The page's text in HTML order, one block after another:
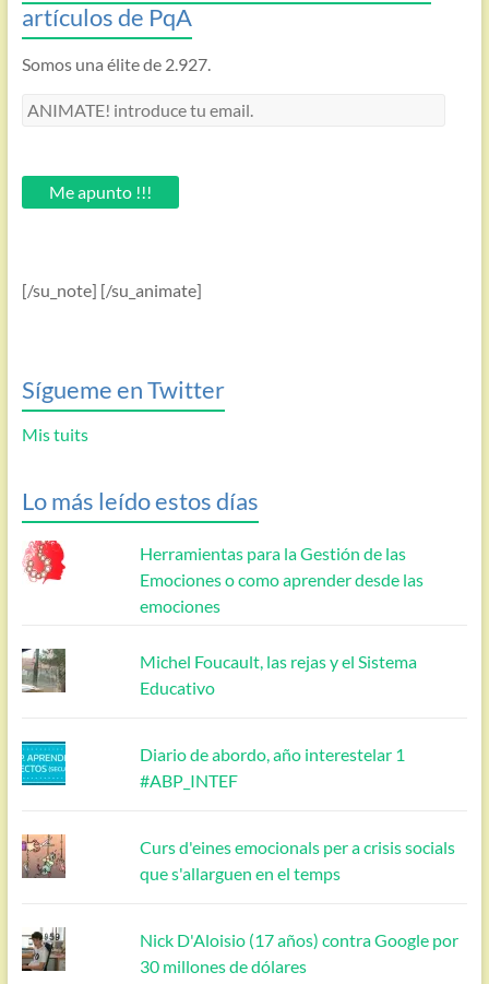
artículos de PqA
Somos una élite de 2.927.
ANIMATE!
email.Me apunto !!!
[/su_note] [/su_animate]
Sígueme en Twitter
Mis tuits
Lo más leído estos días
Herramientas para la Gestión de las
Emociones o como aprender desde las
emociones
Michel Foucault, las rejas y el Sistema
Educativo
Diario de abordo, año interestelar 1
#ABP_INTEF
Curs d'eines emocionals per a crisis socials
que s'allarguen en el temps
Nick D'Aloisio (17 años) contra Google por
30 millones de dólares